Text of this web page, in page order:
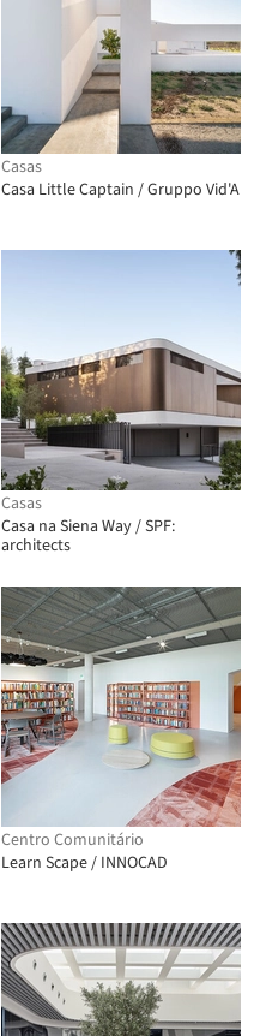
Casas
Casa Little Captain / Gruppo Vid'A
Casas
Casa na Siena Way / SPF:
architects
Centro Comunitário
Learn Scape / INNOCAD